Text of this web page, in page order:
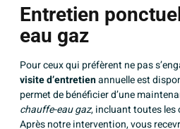
Entretien
eau gaz
Pour ceux qui préfèrent ne pas
visite d’entretienannuelle est
permet de bénéficier d’une
chauffe-eau gaz, incluant toutes
Après notre intervention, vous